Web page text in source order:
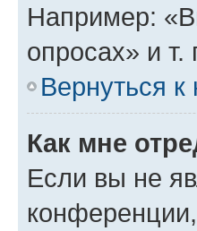
Например:
опросах» и т.
Вернуться к
Как мне
Если вы не